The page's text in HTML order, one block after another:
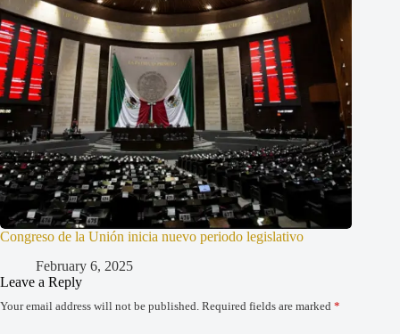
Congreso de la Unión inicia nuevo periodo legislativo
February 6, 2025
Leave a Reply
Your email address will not be published. Required fields are marked *